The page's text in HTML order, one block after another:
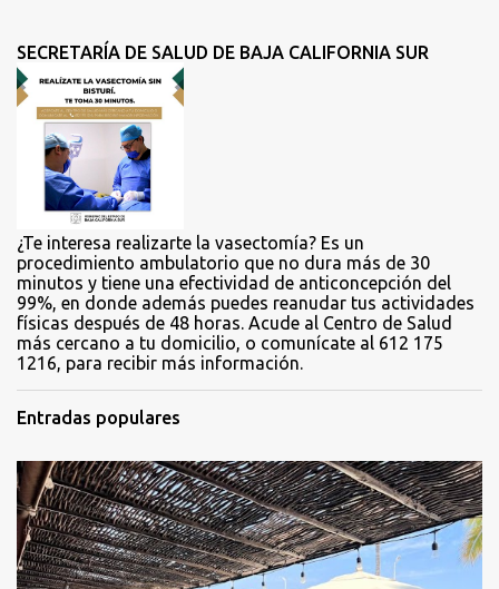
t
r
o
SECRETARÍA DE SALUD DE BAJA CALIFORNIA SUR
¿Te interesa realizarte la vasectomía? Es un
procedimiento ambulatorio que no dura más de 30
minutos y tiene una efectividad de anticoncepción del
99%, en donde además puedes reanudar tus actividades
físicas después de 48 horas. Acude al Centro de Salud
más cercano a tu domicilio, o comunícate al 612 175
1216, para recibir más información.
Entradas populares